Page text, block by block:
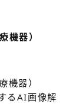
機器）
機器）
るAI画像解